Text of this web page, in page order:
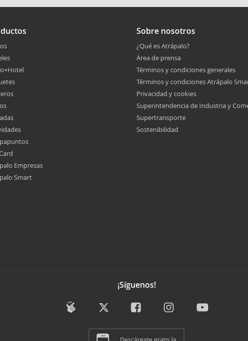
Empresas
Smart
Sobre nosotros
¿Qué es Atrápalo?
Área de prensa
Términos y condiciones generales
Términos y condiciones Atrápalo
Privacidad y cookies
Superintendencia de Industria y
Supertransporte
Sostenibilidad
¡Síguenos!